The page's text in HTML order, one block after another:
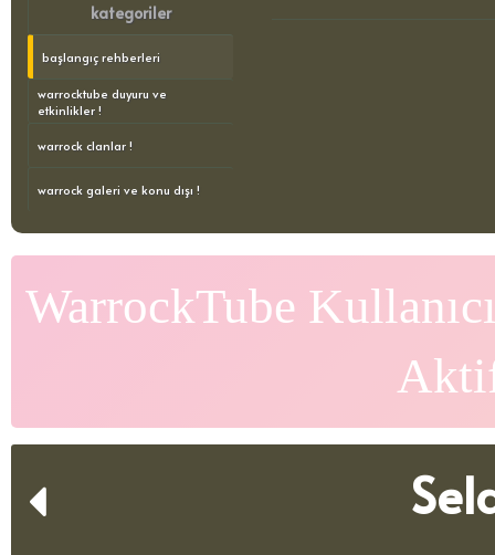
kategoriler
başlangıç rehberleri
warrocktube duyuru ve
etkinlikler !
warrock clanlar !
warrock galeri ve konu dışı !
WarrockTube